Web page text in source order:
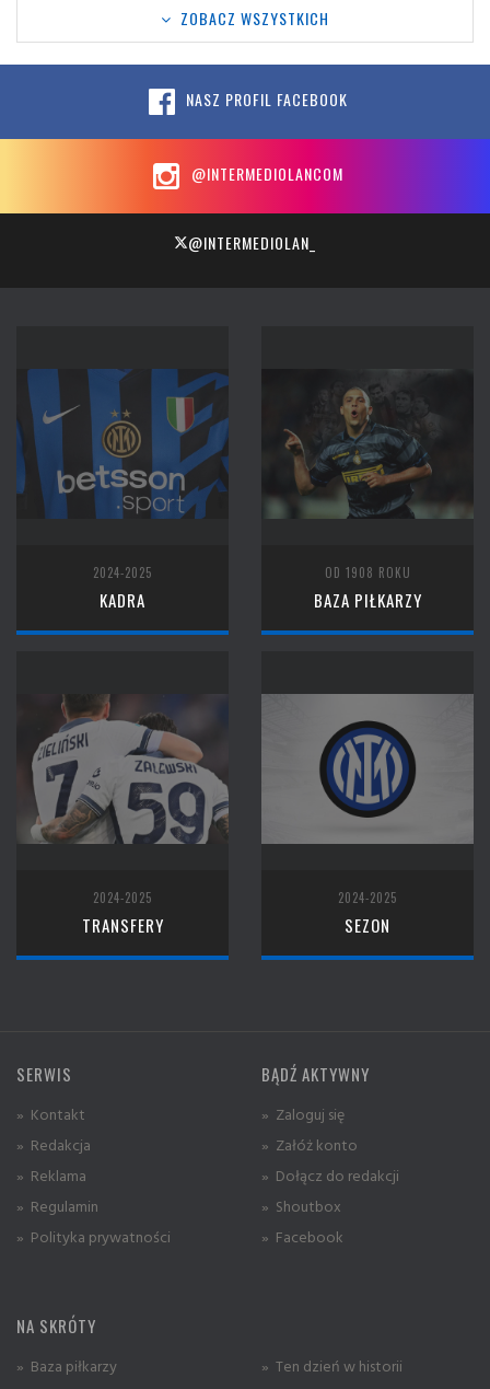
ZOBACZ WSZYSTKICH
NASZ PROFIL FACEBOOK
@INTERMEDIOLANCOM
@INTERMEDIOLAN_
2024-2025
KADRA
OD 1908 ROKU
BAZA PIŁKARZY
2024-2025
TRANSFERY
2024-2025
SEZON
SERWIS
» Kontakt
» Redakcja
» Reklama
» Regulamin
» Polityka prywatności
BĄDŹ AKTYWNY
» Zaloguj się
» Załóż konto
» Dołącz do redakcji
» Shoutbox
» Facebook
NA SKRÓTY
» Baza piłkarzy
» Ten dzień w historii